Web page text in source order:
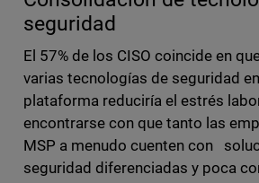
seguridad
El 57% de los CISO coincide en
varias tecnologías de seguridad
plataforma reduciría el estrés
encontrarse con que tanto las
MSP a menudo cuenten con
seguridad diferenciadas y poca